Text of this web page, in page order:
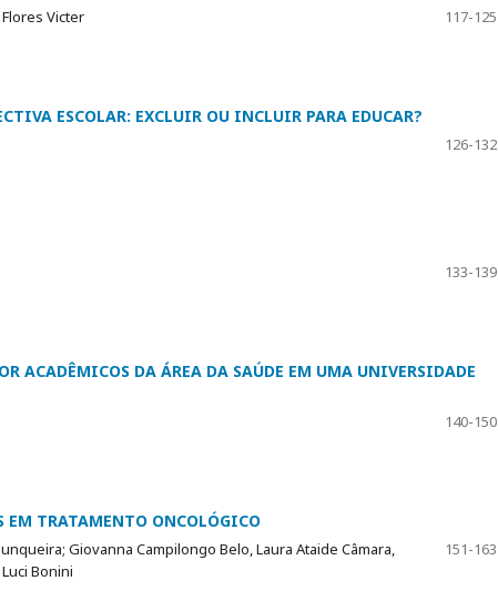
Victer
117-125
ESCOLAR: EXCLUIR OU INCLUIR PARA EDUCAR?
126-132
133-139
ACADÊMICOS DA ÁREA DA SAÚDE EM UMA UNIVERSIDADE
140-150
EM TRATAMENTO ONCOLÓGICO
Giovanna Campilongo Belo, Laura Ataide Câmara,
Bonini
151-163